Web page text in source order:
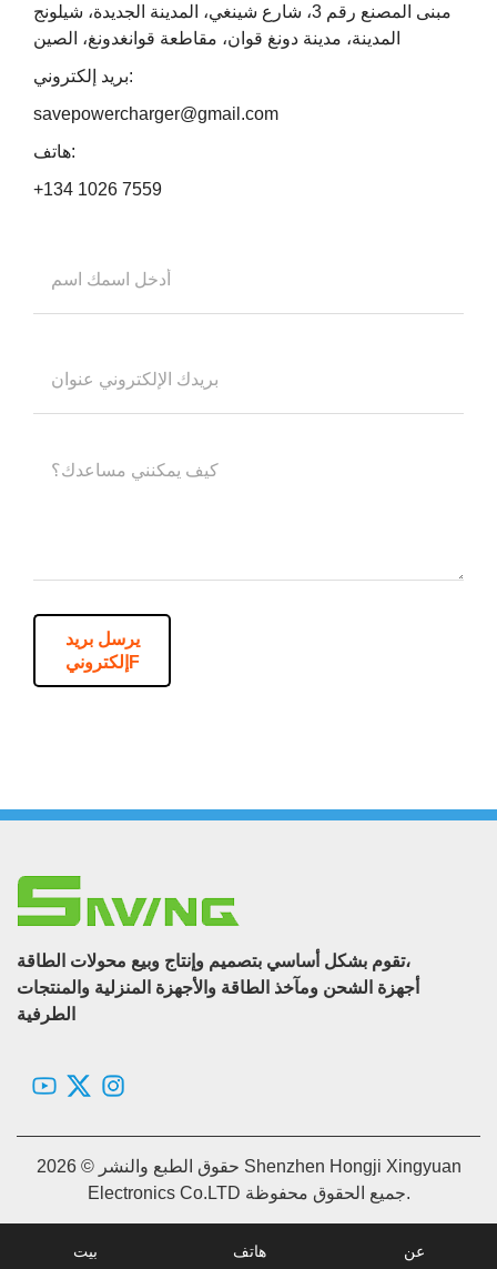
مبنى المصنع رقم 3، شارع شينغي، المدينة الجديدة، شيلونج
المدينة، مدينة دونغ قوان، مقاطعة قوانغدونغ، الصين
بريد إلكتروني:
savepowercharger@gmail.com
هاتف:
+134 1026 7559
يرسل بريد
إلكترونيF
تقوم بشكل أساسي بتصميم وإنتاج وبيع محولات الطاقة،
أجهزة الشحن ومآخذ الطاقة والأجهزة المنزلية والمنتجات
الطرفية
حقوق الطبع والنشر © 2026 Shenzhen Hongji Xingyuan
Electronics Co.LTD جميع الحقوق محفوظة.
بيت هاتف عن